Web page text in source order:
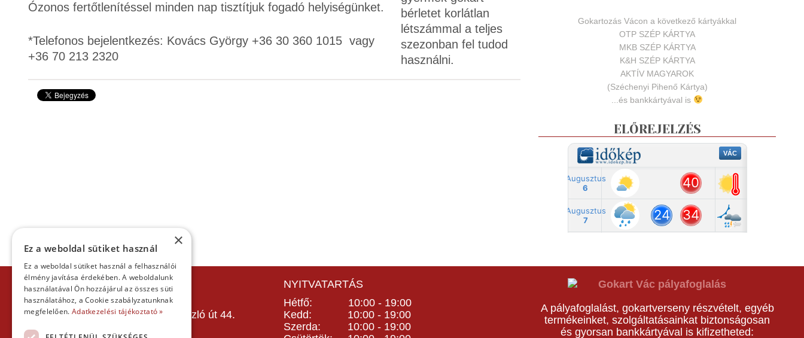
Ózonos fertőtlenítéssel minden nap tisztítjuk fogadó helyiségünket.
*Telefonos bejelentkezés: Kovács György +36 30 360 1015 vagy
+36 70 213 2320
Gokartozás Vácon a következő kártyákkal
OTP SZÉP KÁRTYA
MKB SZÉP KÁRTYA
K&H SZÉP KÁRTYA
AKTÍV MAGYAROK
(Széchenyi Pihenő Kártya)
...és bankkártyával is
ELŐREJELZÉS
KAPCSOLAT
Gokart Sport Vác
Gokartpálya: 2600 Vác, Szent László út 44.
Telefon:
NYITVATARTÁS
Hétfő: 10:00 - 19:00
Kedd: 10:00 - 19:00
Szerda: 10:00 - 19:00
A pályafoglalást, gokartverseny részvételt, egyéb
termékeinket, szolgáltatásainkat biztonságosan
és gyorsan bankkártyával is kifizetheted:
×
Ez a weboldal sütiket használ
Ez a weboldal sütiket használ a felhasználói
élmény javítása érdekében. A weboldalunk
használatával Ön hozzájárul az összes süti
használatához, a Cookie szabályzatunknak
megfelelően. Adatkezelési tájékoztató »